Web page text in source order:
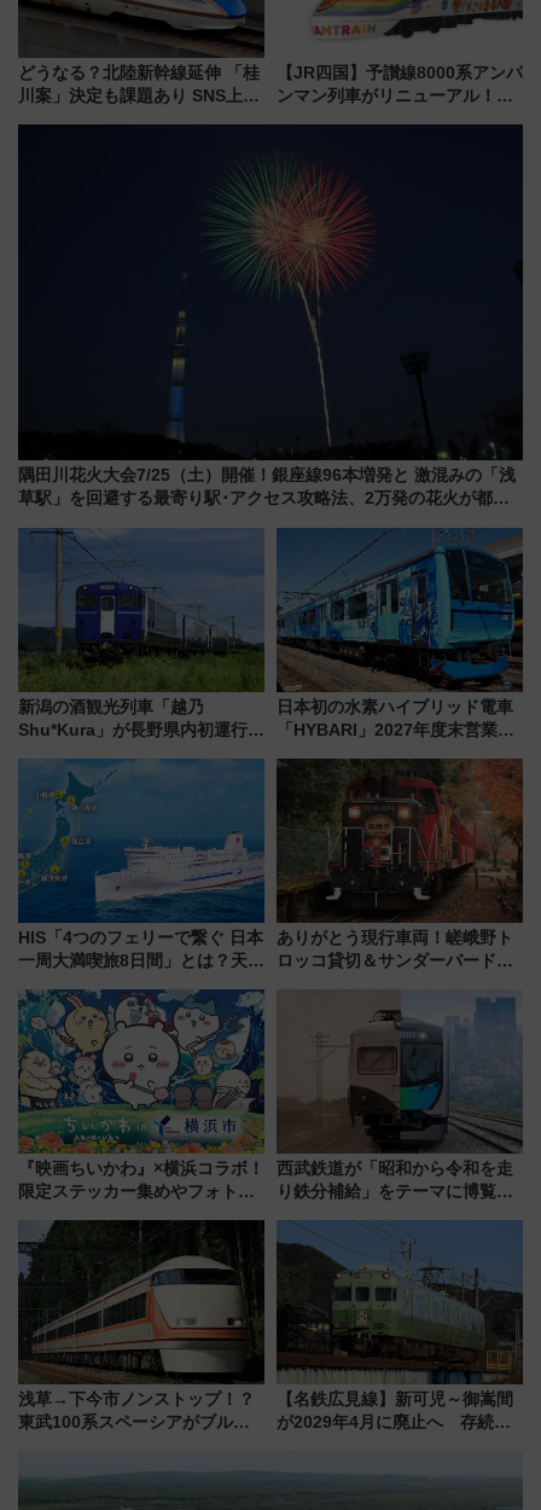
どうなる？北陸新幹線延伸 「桂
川案」決定も課題あり SNS上の
【JR四国】予讃線8000系アンパ
ンマン列車がリニューアル！内
隅田川花火大会7/25（土）開催！銀座線96本増発と 激混みの「浅
草駅」を回避する最寄り駅･アクセス攻略法、2万発の花火が都心
新潟の酒観光列車「越乃
Shu*Kura」が長野県内初運行！
別企画
日本初の水素ハイブリッド電車
「HYBARI」2027年度末営業運
で水素利活用が加速
HIS「4つのフェリーで繋ぐ 日本
一周大満喫旅8日間」とは？天橋
の絶景＆限定グルメを網羅！煩
雑な手続きも不要でお手軽に楽
しめるプランが登場
ありがとう現行車両！嵯峨野ト
ロッコ貸切＆サンダーバードレ
斉藤雪乃＆福原トシヒロと行
く！9月13日「京都の鉄道満喫
ツアー」開催
『映画ちいかわ』×横浜コラボ！
限定ステッカー集めやフォトス
いを満喫しよう（花火鑑賞会応
募は7/12まで！）
西武鉄道が「昭和から令和を走
り鉄分補給」をテーマに博覧会
14日から 新車両「トキイロ」体
験ブースも アクセスや申込方法
浅草→下今市ノンストップ！？
東武100系スペーシアがブルー
【名鉄広見線】新可児～御嵩間
が2029年4月に廃止へ 存続協